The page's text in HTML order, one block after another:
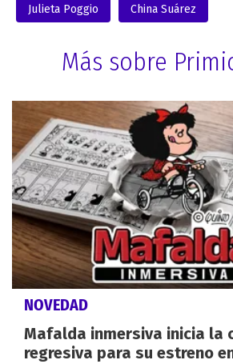
Julieta Poggio China Suárez
Más sobre
NOVEDAD
Mafalda inmersiva inicia la
regresiva para su estreno